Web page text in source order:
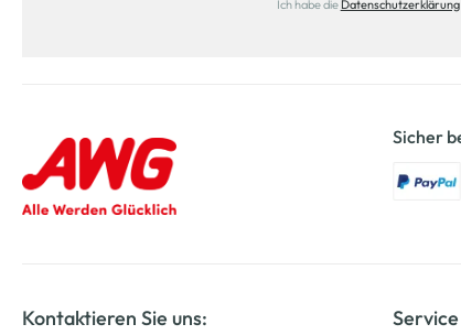
Ich habe die Datenschutzerklärung
Sicher
Kontaktieren Sie uns: Service